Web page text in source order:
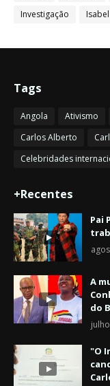
Investigação
Tags
Angola Ativismo
Carlos Alberto
Celebridades
+Recentes
Pai
A
do
"O